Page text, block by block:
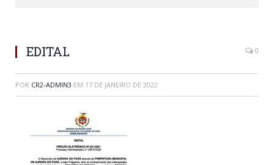
EDITAL 0
POR CR2-ADMIN3 EM 17 DE JANEIRO DE 2022